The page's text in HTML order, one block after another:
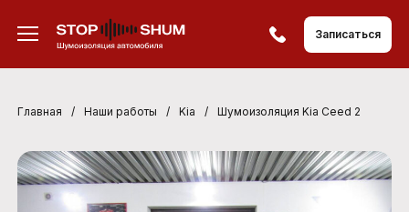
Записаться
Главная / Наши работы / Kia / Шумоизоляция Kia Ceed 2